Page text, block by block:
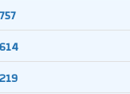
757
614
219